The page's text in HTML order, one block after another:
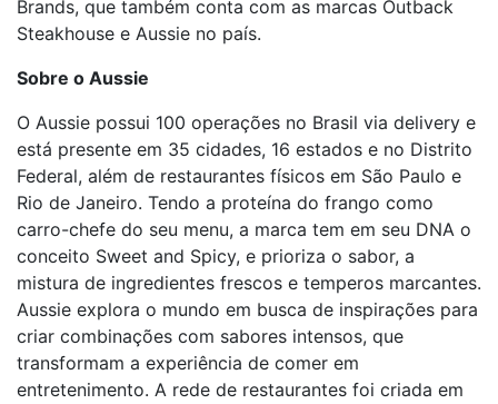
Brands, que também conta com as marcas Outback
Steakhouse e Aussie no país.
Sobre o Aussie
O Aussie possui 100 operações no Brasil via delivery e
está presente em 35 cidades, 16 estados e no Distrito
Federal, além de restaurantes físicos em São Paulo e
Rio de Janeiro. Tendo a proteína do frango como
carro-chefe do seu menu, a marca tem em seu DNA o
conceito Sweet and Spicy, e prioriza o sabor, a
mistura de ingredientes frescos e temperos marcantes.
Aussie explora o mundo em busca de inspirações para
criar combinações com sabores intensos, que
transformam a experiência de comer em
entretenimento. A rede de restaurantes foi criada em